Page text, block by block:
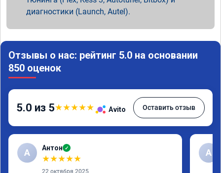
диагностики (Launch, Autel).
Отзывы о нас: рейтинг 5.0 на основании
850 оценок
5.0 из 5★★★★★ Avito Оставить отзыв
А Антон ✓
★★★★★
22 октября 2025
A